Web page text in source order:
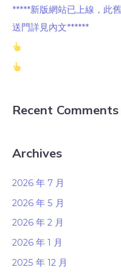
*****新版網站已上線，此
送門詳見內文******
Recent Comments
Archives
2026 年 7 月
2026 年 5 月
2026 年 2 月
2026 年 1 月
2025 年 12 月